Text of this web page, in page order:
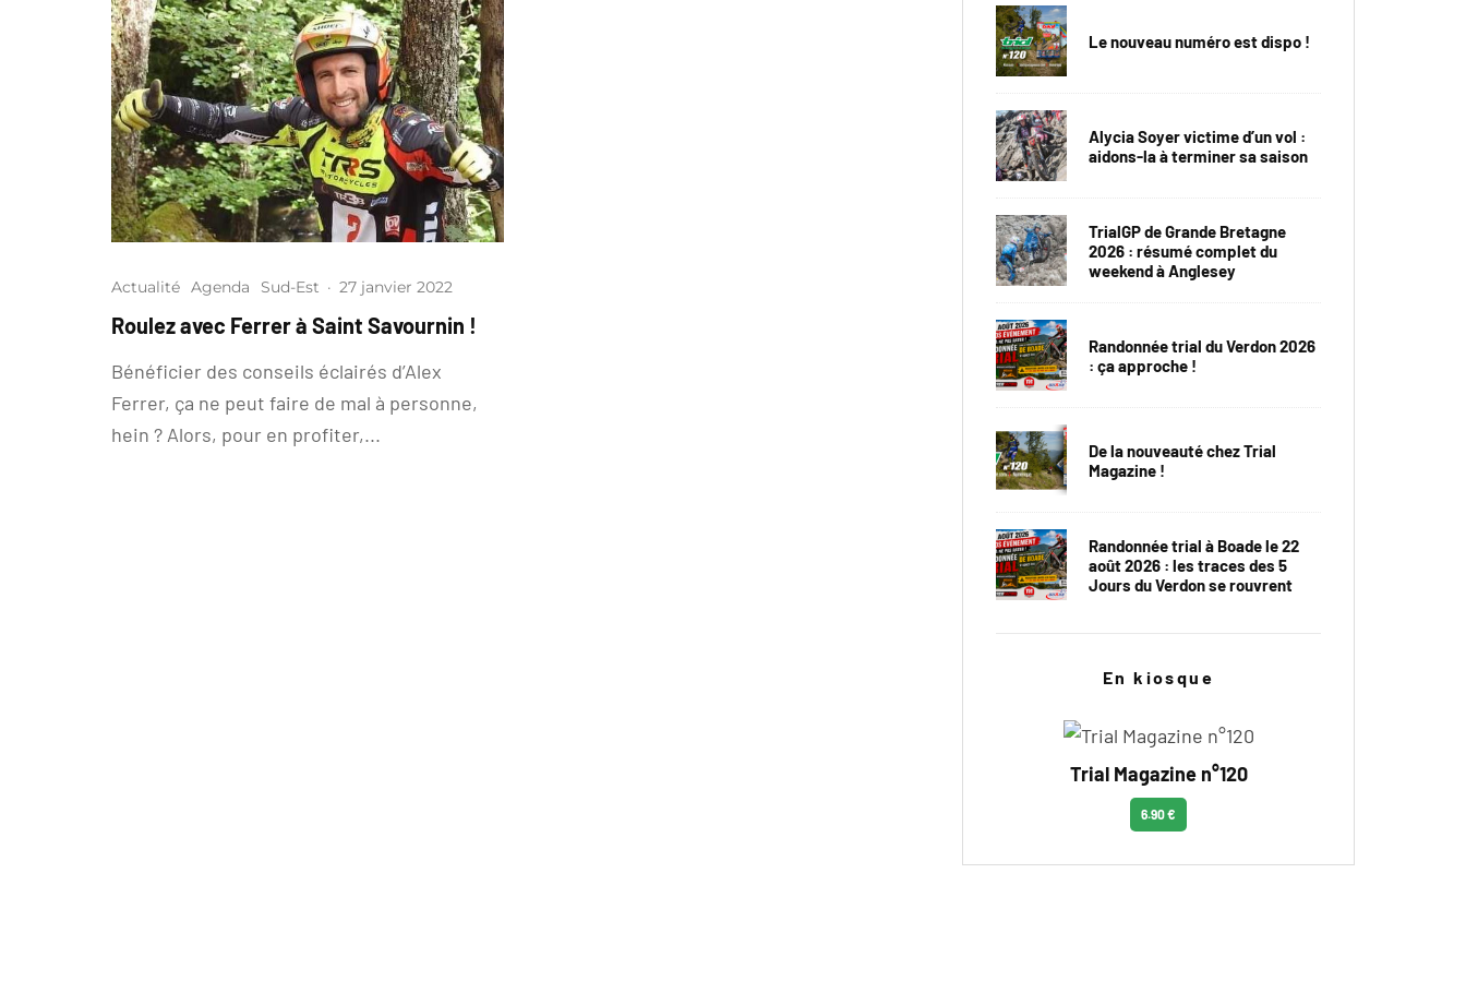
Actualité Agenda Sud-Est · 27 janvier 2022
Roulez avec Ferrer à Saint Savournin !
Bénéficier des conseils éclairés d’Alex
Ferrer, ça ne peut faire de mal à personne,
hein ? Alors, pour en profiter,...
Le nouveau numéro est dispo !
Alycia Soyer victime d’un vol :
aidons-la à terminer sa saison
TrialGP de Grande Bretagne
2026 : résumé complet du
weekend à Anglesey
Randonnée trial du Verdon 2026
: ça approche !
De la nouveauté chez Trial
Magazine !
Randonnée trial à Boade le 22
août 2026 : les traces des 5
Jours du Verdon se rouvrent
En kiosque
Trial Magazine n°120
6.90 €